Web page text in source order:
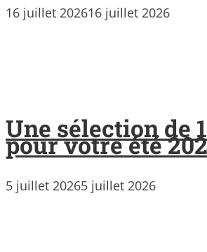
16 juillet 202616 juillet 2026
Une sélection de
pour votre été
5 juillet 20265 juillet 2026